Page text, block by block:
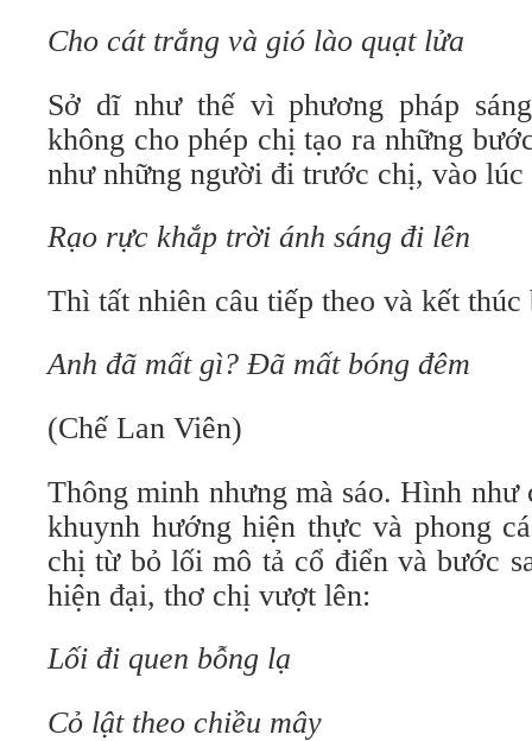
Cho cát trắng và gió lào quạt lửa
Sở dĩ như thế vì phương pháp
không cho phép chị tạo ra những
như những người đi trước chị, vào lúc
Rạo rực khắp trời ánh sáng đi lên
Thì tất nhiên câu tiếp theo và kết
Anh đã mất gì? Đã mất bóng đêm
(Chế Lan Viên)
Thông minh nhưng mà sáo. Hình
khuynh hướng hiện thực và phong
chị từ bỏ lối mô tả cổ điển và bước
hiện đại, thơ chị vượt lên:
Lối đi quen bỗng lạ
Cỏ lật theo chiều mây